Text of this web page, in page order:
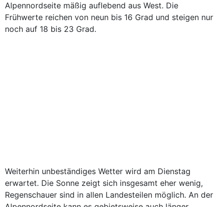
Alpennordseite mäßig auflebend aus West. Die
Frühwerte reichen von neun bis 16 Grad und steigen nur
noch auf 18 bis 23 Grad.
Weiterhin unbeständiges Wetter wird am Dienstag
erwartet. Die Sonne zeigt sich insgesamt eher wenig,
Regenschauer sind in allen Landesteilen möglich. An der